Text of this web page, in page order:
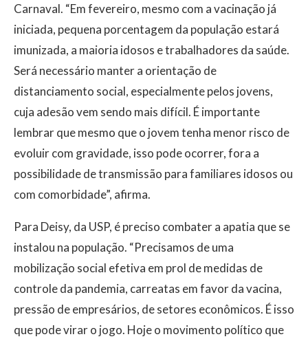
Carnaval. “Em fevereiro, mesmo com a vacinação já
iniciada, pequena porcentagem da população estará
imunizada, a maioria idosos e trabalhadores da saúde.
Será necessário manter a orientação de
distanciamento social, especialmente pelos jovens,
cuja adesão vem sendo mais difícil. É importante
lembrar que mesmo que o jovem tenha menor risco de
evoluir com gravidade, isso pode ocorrer, fora a
possibilidade de transmissão para familiares idosos ou
com comorbidade”, afirma.
Para Deisy, da USP, é preciso combater a apatia que se
instalou na população. “Precisamos de uma
mobilização social efetiva em prol de medidas de
controle da pandemia, carreatas em favor da vacina,
pressão de empresários, de setores econômicos. É isso
que pode virar o jogo. Hoje o movimento político que